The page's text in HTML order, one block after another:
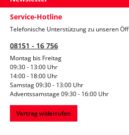
Service-Hotline
Telefonische Unterstützung zu unseren
08151 - 16 756
Montag bis Freitag
09:30 - 13:00 Uhr
14:00 - 18:00 Uhr
Samstag 09:30 - 13:00 Uhr
Adventssamstage 09:30 - 16:00 Uhr
Vertrag widerrufen